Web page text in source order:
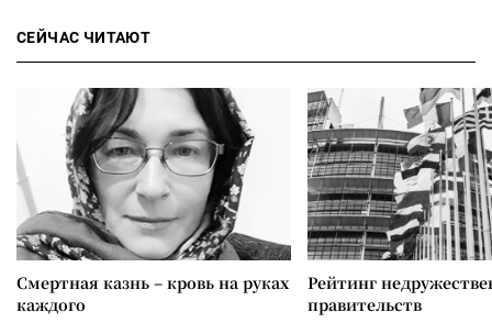
СЕЙЧАС ЧИТАЮТ
Смертная казнь – кровь на руках
каждого
Рейтинг
правительств